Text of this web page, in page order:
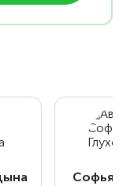
Софья